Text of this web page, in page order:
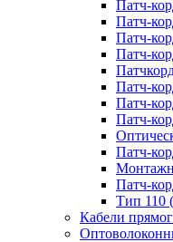
Патч-
Патч-
Патч-
Патч-
Патч-
Патч-
Патч-
Патч-
Патч-
Тип 110
Кабели